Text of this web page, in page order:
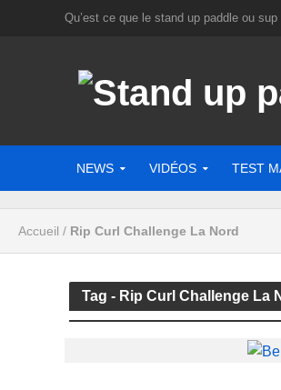
Qu’est ce que le stand up paddle ou sup
NEWS VIDÉOS TEST
Accueil / Rip Curl Challenge La Nord
Tag - Rip Curl Challenge La